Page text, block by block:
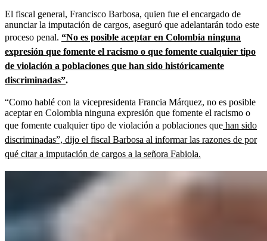
El fiscal general, Francisco Barbosa, quien fue el encargado de
anunciar la imputación de cargos, aseguró que adelantarán todo este
proceso penal. “No es posible aceptar en Colombia ninguna
expresión que fomente el racismo o que fomente cualquier tipo
de violación a poblaciones que han sido históricamente
discriminadas”.
“Como hablé con la vicepresidenta Francia Márquez, no es posible
aceptar en Colombia ninguna expresión que fomente el racismo o
que fomente cualquier tipo de violación a poblaciones que han sido
discriminadas”, dijo el fiscal Barbosa al informar las razones de por
qué citar a imputación de cargos a la señora Fabiola.